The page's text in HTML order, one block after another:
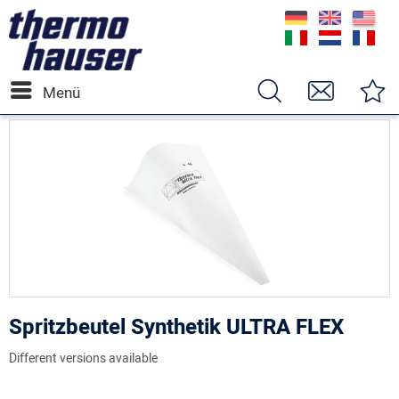
Menü
Spritzbeutel Synthetik ULTRA FLEX
Different versions available